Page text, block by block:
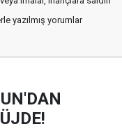
yazılmış yorumlar